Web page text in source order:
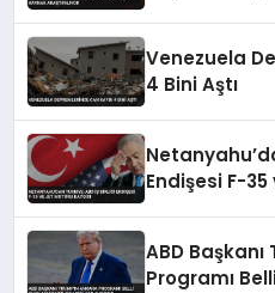
Venezuela
4 Bini Aştı
Endişesi F-
ABD Başkanı
Programı